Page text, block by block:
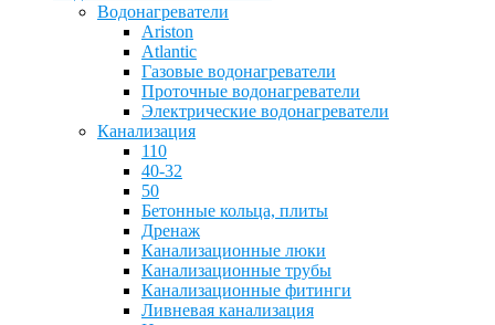
Водонагреватели
Ariston
Atlantic
Газовые водонагреватели
Проточные водонагреватели
Электрические водонагреватели
Канализация
110
40-32
50
Бетонные кольца, плиты
Дренаж
Канализационные люки
Канализационные трубы
Канализационные фитинги
Ливневая канализация